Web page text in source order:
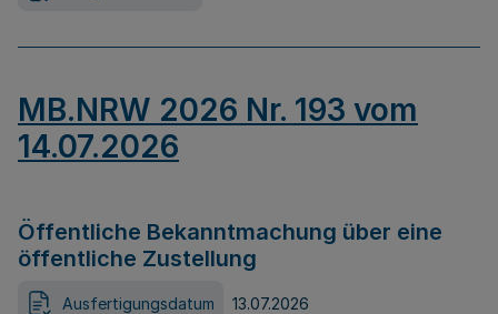
MB.NRW 2026 Nr. 193 vom
14.07.2026
Öffentliche Bekanntmachung über eine
öffentliche Zustellung
Ausfertigungsdatum 13.07.2026